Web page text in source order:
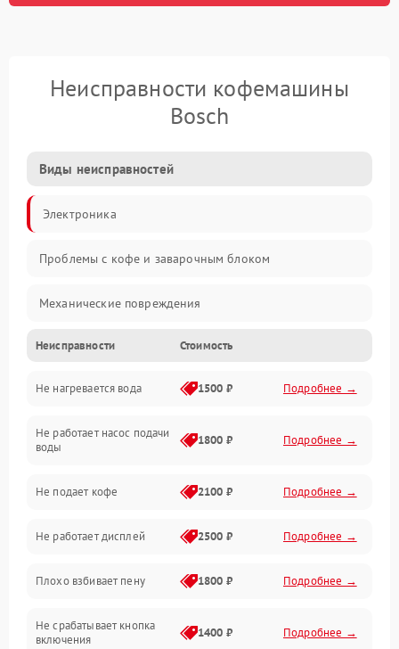
Неисправности кофемашины
Bosch
Виды неисправностей
Электроника
Проблемы с кофе и заварочным блоком
Механические повреждения
Прочие неисправности
Включение и работа
Проблемы с водой
Проблемы с капучинатором и паром
Управление и электроника
Программное обеспечение
Неисправности Стоимость
Не нагревается вода 1500 ₽ Подробнее →
Не работает насос подачи
воды
1800 ₽ Подробнее →
Не подает кофе 2100 ₽ Подробнее →
Не работает дисплей 2500 ₽ Подробнее →
Плохо взбивает пену 1800 ₽ Подробнее →
Не срабатывает кнопка
включения
1400 ₽ Подробнее →